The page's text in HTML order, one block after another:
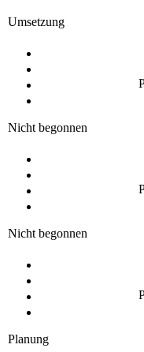
Umsetzung
Nicht begonnen
Nicht begonnen
Planung